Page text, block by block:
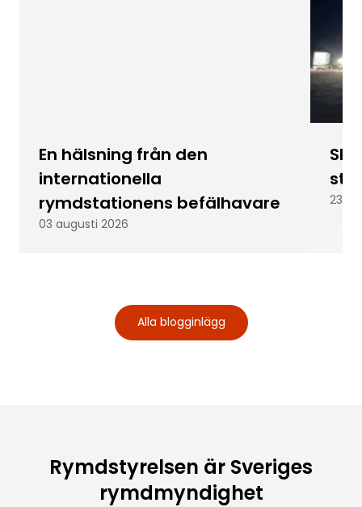
En hälsning från den
internationella
rymdstationens befälhavare
03 augusti 2026
23
Alla blogginlägg
Rymdstyrelsen är Sveriges
rymdmyndighet